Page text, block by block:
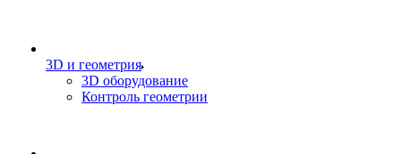
3D и геометрия
3D оборудование
Контроль геометрии